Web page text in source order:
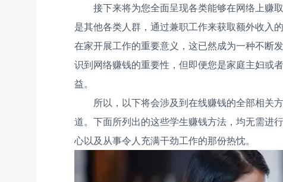
接下来将为您全面呈现各类能够在网络上赚
是其他各类人群，通过兼职工作来获取额外收入
在家开展工作的重要意义，这已然成为一种不断
识到网络赚钱的重要性，但即便您是家庭主妇或
益。
所以，以下将会涉及到在线赚钱的全部相关
道。下面所列出的这些学生赚钱方法，均无需进
心以及从事令人充满干劲工作的那份热忱。